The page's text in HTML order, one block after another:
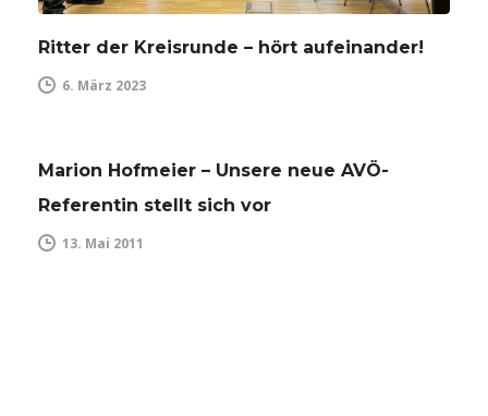
Ritter der Kreisrunde – hört aufeinander!
6. März 2023
Marion Hofmeier – Unsere neue AVÖ-
Referentin stellt sich vor
13. Mai 2011